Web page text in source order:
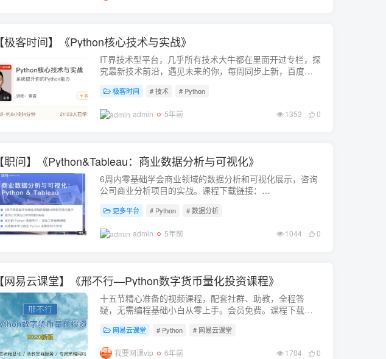
【极客时间】《Python核心技术与实战》
IT界技术型平台，几乎所有技术大牛都在里面开过专栏，探
究最新技术前沿，遇见未来的你，每周同步上新，百度极
极客时间 # 技术 # Python
admin 5年前 1353 0
【职问】《Python&Tableau：商业数据分析与可视化》
6周内零基础学会商业领域的数据分析和可视化展示，咨询
公司商业分析项目的实战。课程下载链接：
更多平台 # Python # 数据分析
admin 5年前 1044 0
【网易云课堂】《邢不行—Python数字货币量化投资课程》
十五节精心准备的视频课程，配套社群、助教，全程答
疑，无需编程基础小白从零上手。会员免费。课程下载链
网易云课堂 # Python # 网易云课堂
我要网课vip 6年前 1704 0